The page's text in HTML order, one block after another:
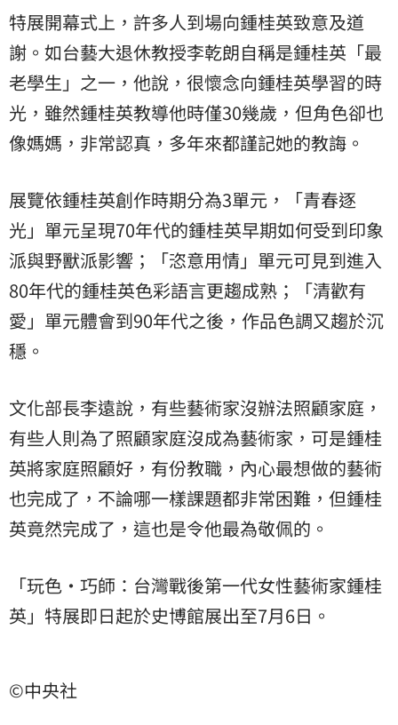
特展開幕式上，許多人到場向鍾桂英致意及道
謝。如台藝大退休教授李乾朗自稱是鍾桂英「最
老學生」之一，他說，很懷念向鍾桂英學習的時
光，雖然鍾桂英教導他時僅30幾歲，但角色卻也
像媽媽，非常認真，多年來都謹記她的教誨。
展覽依鍾桂英創作時期分為3單元，「青春逐
光」單元呈現70年代的鍾桂英早期如何受到印象
派與野獸派影響；「恣意用情」單元可見到進入
80年代的鍾桂英色彩語言更趨成熟；「清歡有
愛」單元體會到90年代之後，作品色調又趨於沉
穩。
文化部長李遠說，有些藝術家沒辦法照顧家庭，
有些人則為了照顧家庭沒成為藝術家，可是鍾桂
英將家庭照顧好，有份教職，內心最想做的藝術
也完成了，不論哪一樣課題都非常困難，但鍾桂
英竟然完成了，這也是令他最為敬佩的。
「玩色‧巧師：台灣戰後第一代女性藝術家鍾桂
英」特展即日起於史博館展出至7月6日。
©中央社